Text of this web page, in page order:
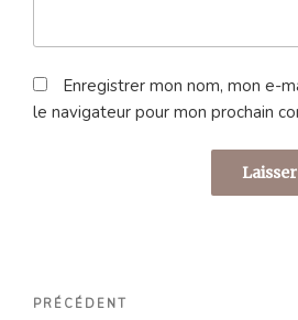
Enregistrer mon nom, mon e-
le navigateur pour mon prochain
Navigation
Article
PRÉCÉDENT